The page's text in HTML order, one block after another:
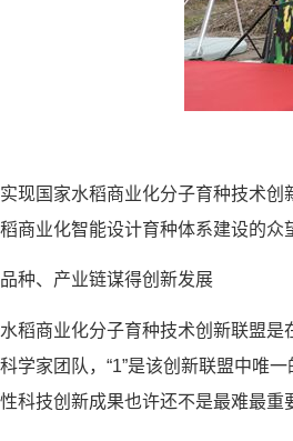
现国家水稻商业化分子育种技术
商业化智能设计育种体系建设的众
种、产业链谋得创新发展
稻商业化分子育种技术创新联盟是
学家团队，“1”是该创新联盟中唯
科技创新成果也许还不是最难最